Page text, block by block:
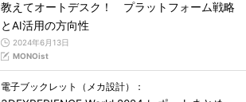
教えてオートデスク！ プラットフォーム戦略
とAI活用の方向性
2024年6月13日
MONOist
電子ブックレット（メカ設計）：